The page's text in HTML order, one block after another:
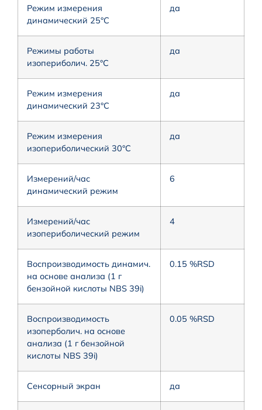
Режим измерения
динамический 25°C
да
Режимы работы
изопериболич. 25°C
да
Режим измерения
динамический 23°C
да
Режим измерения
изопериболический 30°C
да
Измерений/час
динамический режим
6
Измерений/час
изопериболический режим
4
Воспроизводимость динамич.
на основе анализа (1 г
бензойной кислоты NBS 39i)
0.15 %RSD
Воспроизводимость
изоперболич. на основе
анализа (1 г бензойной
кислоты NBS 39i)
0.05 %RSD
Сенсорный экран да